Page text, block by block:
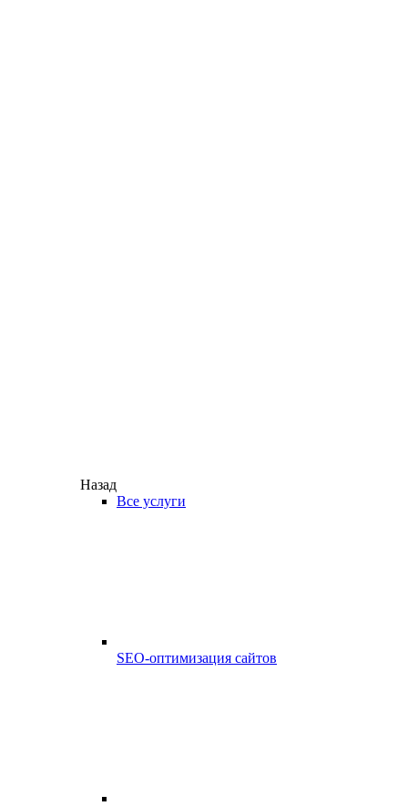
Назад
Все услуги
SEO-оптимизация сайтов